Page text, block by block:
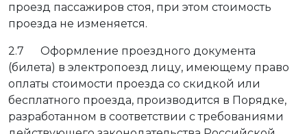
проезд пассажиров стоя, при этом стоимость
проезда не изменяется.
2.7 Оформление проездного документа
(билета) в электропоезд лицу, имеющему право
оплаты стоимости проезда со скидкой или
бесплатного проезда, производится в Порядке,
разработанном в соответствии с требованиями